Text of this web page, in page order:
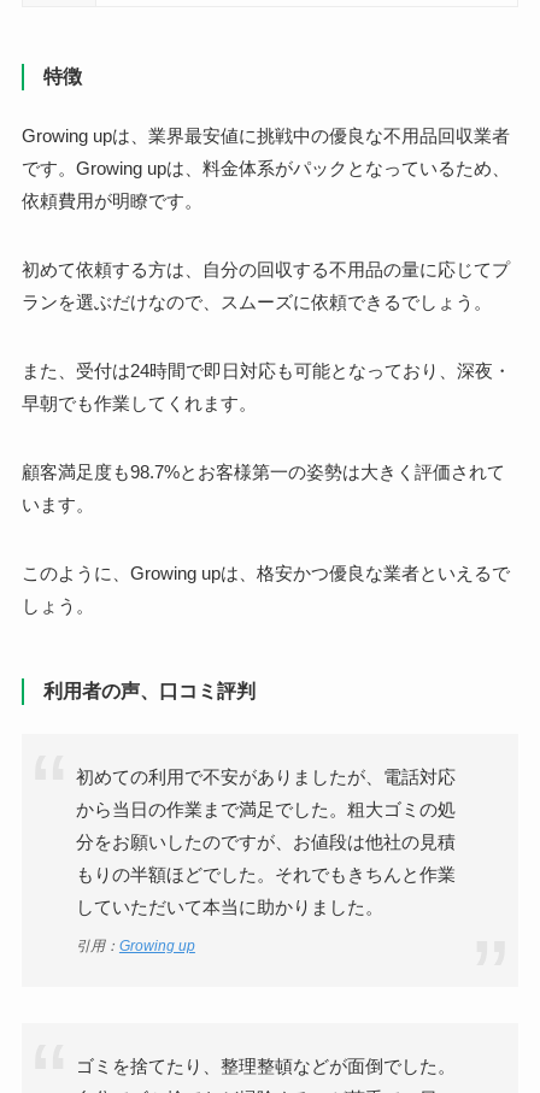
特徴
Growing upは、業界最安値に挑戦中の優良な不用品回収業者
です。Growing upは、料金体系がパックとなっているため、
依頼費用が明瞭です。
初めて依頼する方は、自分の回収する不用品の量に応じてプ
ランを選ぶだけなので、スムーズに依頼できるでしょう。
また、受付は24時間で即日対応も可能となっており、深夜・
早朝でも作業してくれます。
顧客満足度も98.7%とお客様第一の姿勢は大きく評価されて
います。
このように、Growing upは、格安かつ優良な業者といえるで
しょう。
利用者の声、口コミ評判
初めての利用で不安がありましたが、電話対応
から当日の作業まで満足でした。粗大ゴミの処
分をお願いしたのですが、お値段は他社の見積
もりの半額ほどでした。それでもきちんと作業
していただいて本当に助かりました。
引用： Growing up
ゴミを捨てたり、整理整頓などが面倒でした。